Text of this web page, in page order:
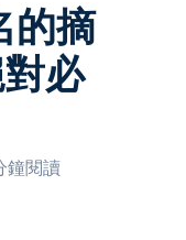
的摘
必
鐘閱讀